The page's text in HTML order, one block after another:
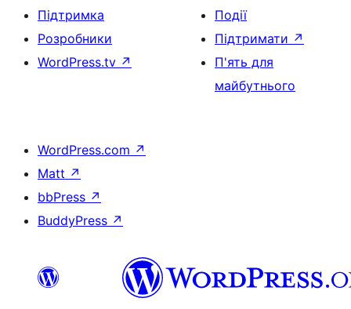
Підтримка
Розробники
WordPress.tv ↗
Події
Підтримати ↗
П'ять для
майбутнього
WordPress.com ↗
Matt ↗
bbPress ↗
BuddyPress ↗